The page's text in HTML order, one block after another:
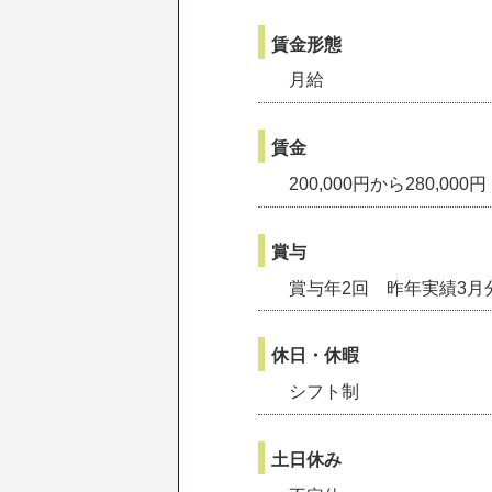
賃金形態
月給
賃金
200,000円から280,000円
賞与
賞与年2回 昨年実績3月
休日・休暇
シフト制
土日休み